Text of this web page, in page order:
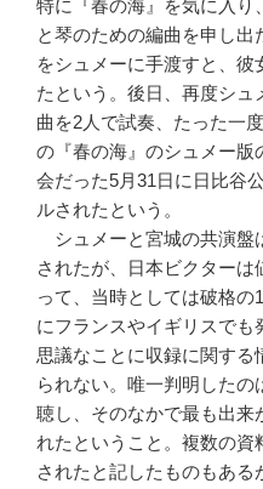
特に『春の海』を気に入り
と琴のための編曲を申し
をシュメーに手渡すと、
たという。後日、再度シ
曲を2人で試奏、たった一
の『春の海』のシュメー版
会だった5月31日に日比谷
ルされたという。
シュメーと宮城の共演盤
されたが、日本ビクター
って、当時としては破格の
にフランスやイギリスでも
思議なことに収録に関す
られない。唯一判明した
聴し、そのなかで最も出来
れたということ。複数の資
されたと記したものもあ